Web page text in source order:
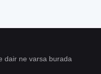
dair ne varsa burada